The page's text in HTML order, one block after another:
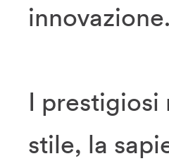
innovazione.
I prestigiosi
stile, la